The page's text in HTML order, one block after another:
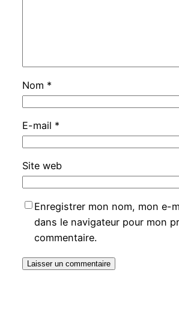
Nom *
E-mail *
Site web
Enregistrer mon nom, mon e-
dans le navigateur pour mon
commentaire.